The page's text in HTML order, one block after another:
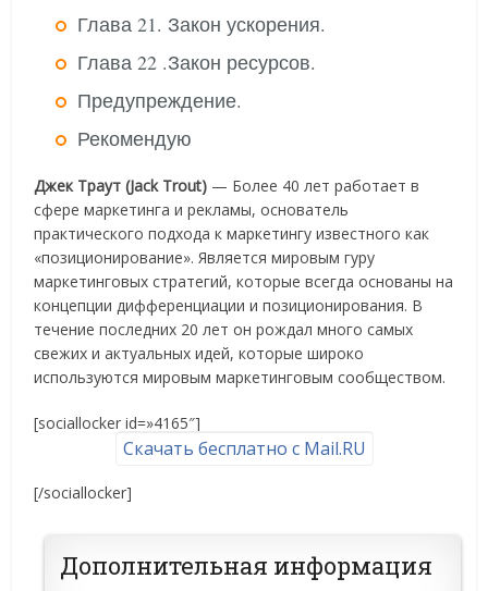
Глава 21. Закон ускорения.
Глава 22 .Закон ресурсов.
Предупреждение.
Рекомендую
Джек Траут (Jack Trout) — Более 40 лет работает в
сфере маркетинга и рекламы, основатель
практического подхода к маркетингу известного как
«позиционирование». Является мировым гуру
маркетинговых стратегий, которые всегда основаны на
концепции дифференциации и позиционирования. В
течение последних 20 лет он рождал много самых
свежих и актуальных идей, которые широко
используются мировым маркетинговым сообществом.
[sociallocker id=»4165″]
Скачать бесплатно с Mail.RU
[/sociallocker]
Дополнительная информация